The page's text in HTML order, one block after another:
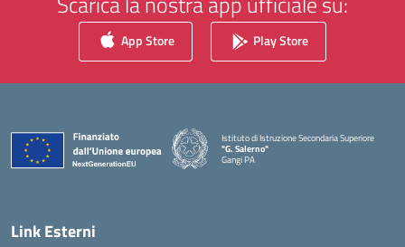
App Store Play Store
Istituto di Istruzione Secondaria Superiore
"G. Salerno"
Gangi PA
— Visita la pagina iniziale della scuola
Link Esterni